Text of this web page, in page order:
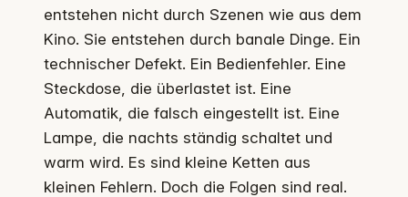
entstehen nicht durch Szenen wie aus dem
Kino. Sie entstehen durch banale Dinge. Ein
technischer Defekt. Ein Bedienfehler. Eine
Steckdose, die überlastet ist. Eine
Automatik, die falsch eingestellt ist. Eine
Lampe, die nachts ständig schaltet und
warm wird. Es sind kleine Ketten aus
kleinen Fehlern. Doch die Folgen sind real.